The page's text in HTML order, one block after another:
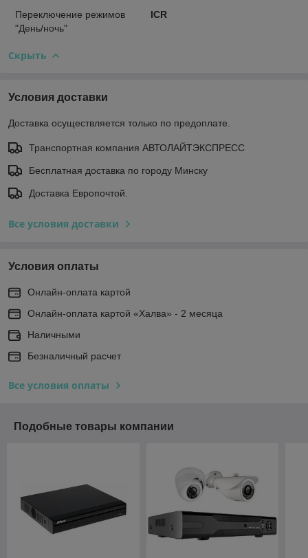
Переключение режимов
"День/ночь"
ICR
Скрыть
Условия доставки
Доставка осуществляется только по предоплате.
Транспортная компания АВТОЛАЙТЭКСПРЕСС
Бесплатная доставка по городу Минску
Доставка Европочтой.
Все условия доставки
Условия оплаты
Онлайн-оплата картой
Онлайн-оплата картой «Халва» - 2 месяца
Наличными
Безналичный расчет
Все условия оплаты
Подобные товары компании